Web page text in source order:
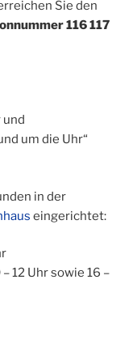
Sie den
116 117
und
um die Uhr“
in der
eingerichtet:
12 Uhr sowie 16 –